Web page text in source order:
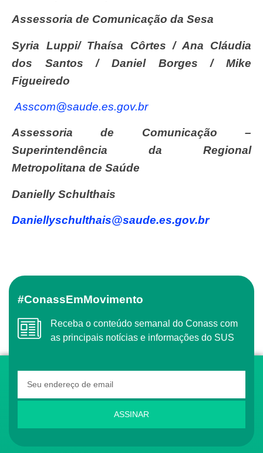
Assessoria de Comunicação da Sesa
Syria Luppi/ Thaísa Côrtes / Ana Cláudia
dos Santos / Daniel Borges / Mike
Figueiredo
asscom@saude.es.gov.br
Assessoria de Comunicação –
Superintendência da Regional
Metropolitana de Saúde
Danielly Schulthais
daniellyschulthais@saude.es.gov.br
#ConassEmMovimento
Receba o conteúdo semanal do Conass com
as principais notícias e informações do SUS
ASSINAR